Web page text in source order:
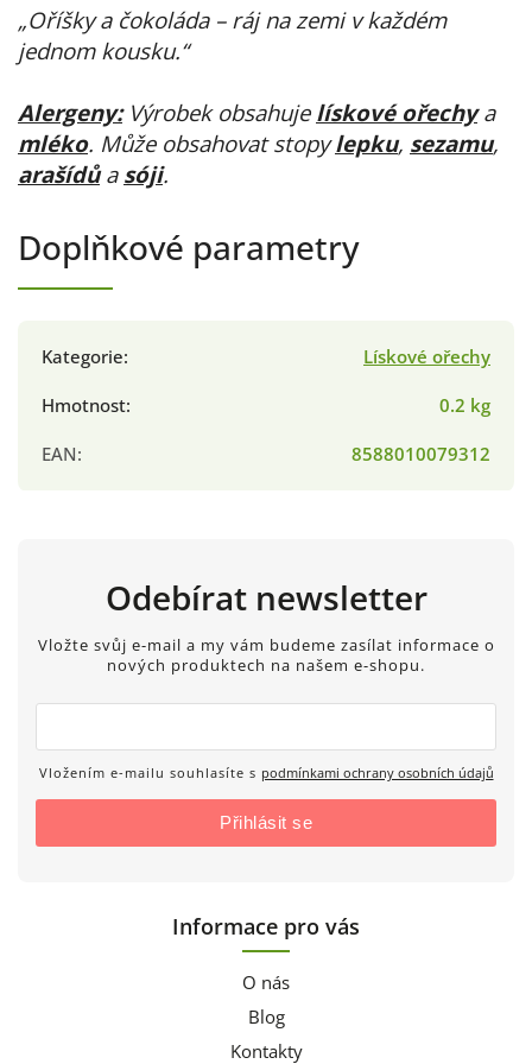
„Oříšky a čokoláda – ráj na zemi v každém
jednom kousku.“
Alergeny:Výrobek obsahuje lískové ořechya
mléko. Může obsahovat stopylepku, sezamu,
arašídůa sóji.
Doplňkové parametry
Kategorie:
Lískové ořechy
Hmotnost:
0.2 kg
EAN: 8588010079312
Odebírat newsletter
Vložte svůj e-mail a my vám budeme zasílat informace o
nových produktech na našem e-shopu.
Vložením e-mailu souhlasíte s podmínkami ochrany osobních údajů
Přihlásit se
Informace pro vás
O nás
Blog
Kontakty